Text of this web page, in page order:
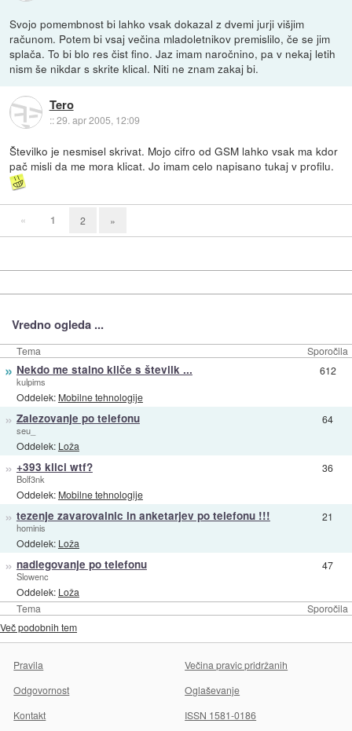
Svojo pomembnost bi lahko vsak dokazal z dvemi jurji višjim
računom. Potem bi vsaj večina mladoletnikov premislilo, če se jim
splača. To bi blo res čist fino. Jaz imam naročnino, pa v nekaj letih
nism še nikdar s skrite klical. Niti ne znam zakaj bi.
Tero
::29. apr 2005, 12:09
Številko je nesmisel skrivat. Mojo cifro od GSM lahko vsak ma kdor
pač misli da me mora klicat. Jo imam celo napisano tukaj v profilu.
« 1 2 »
Vredno ogleda ...
Tema Sporočila
Tema Sporočila
» Nekdo me stalno kliče s številk ...
kulpims
Oddelek: Mobilne tehnologije
612
» Zalezovanje po telefonu
seu_
Oddelek: Loža
64
» +393 klici wtf?
Bolf3nk
Oddelek: Mobilne tehnologije
36
» tezenje zavarovalnic in anketarjev po telefonu !!!
hominis
Oddelek: Loža
21
» nadlegovanje po telefonu
Slowenc
Oddelek: Loža
47
Več podobnih tem
Pravila
Večina pravic pridržanih
Odgovornost
Oglaševanje
Kontakt
ISSN 1581-0186